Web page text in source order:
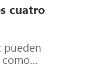
cuatro
pueden